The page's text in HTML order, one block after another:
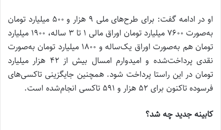
او در ادامه گفت: برای طرح‌های ملی 9 هزار و 500 میلیارد تومان
به‌صورت 7600 میلیارد تومان اوراق مالی 1 تا 3 ساله، 1900 میلیارد
تومان هم به‌صورت اوراق یک‌ساله و 1800 میلیارد تومان به‌صورت
نقدی پرداخت‌شده و امیدوارم امسال بیش از 42 هزار میلیارد
تومان در این راستا پرداخت شود. همچنین جایگزینی تاکسی‌های
فرسوده تاکنون برای 52 هزار و 591 تاکسی انجام‌شده است.
کابینه جدید چه شد؟